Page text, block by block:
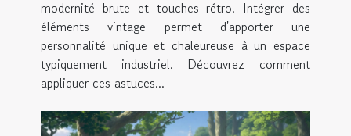
modernité brute et touches rétro. Intégrer des
éléments vintage permet d'apporter une
personnalité unique et chaleureuse à un espace
typiquement industriel. Découvrez comment
appliquer ces astuces...